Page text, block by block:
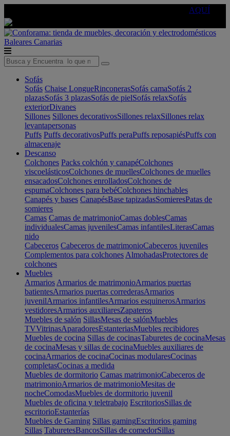
AQUÍ
Baleares Canarias
Sofás
Sofás Chaise LongueRinconerasSofás camaSofás 2
plazasSofás 3 plazasSofás de pielSofás relaxSofás
exteriorDivanes
Sillones Sillones decorativosSillones relaxSillones relax
levantapersonas
Puffs Puffs decorativosPuffs peraPuffs reposapiésPuffs con
almacenaje
Descanso
Colchones Packs colchón y canapéColchones
viscoelásticosColchones de muellesColchones de muelles
ensacadosColchones enrolladosColchones de
espumaColchones para bebéColchones hinchables
Canapés y bases CanapésBase tapizadasSomieresPatas de
somieres
Camas Camas de matrimonioCamas doblesCamas
individualesCamas juvenilesCamas infantilesLiterasCamas
nido
Cabeceros Cabeceros de matrimonioCabeceros juveniles
Complementos para colchones AlmohadasProtectores de
colchones
Muebles
Armarios Armarios de matrimonioArmarios puertas
batientesArmarios puertas correderasArmarios
juvenilArmarios infantilesArmarios esquinerosArmarios
vestidoresArmarios auxiliaresZapateros
Muebles de salón SillasMesas de salónMuebles
TVVitrinasAparadoresEstanteriasMuebles recibidores
Muebles de cocina Sillas de cocinasTaburetes de cocinaMesas
de cocinaMesas y sillas de cocinaMuebles auxiliares de
cocinaArmarios de cocinaCocinas modularesCocinas
completasCocinas a medida
Muebles de dormitorio Camas matrimonioCabeceros de
matrimonioArmarios de matrimonioMesitas de
nocheComodasMuebles de dormitorio juvenil
Muebles de oficina y teletrabajo EscritoriosSillas de
escritorioEstanterías
Muebles de Gaming Sillas gamingEscritorios gaming
Sillas TaburetesBancosSillas de comedorSillas